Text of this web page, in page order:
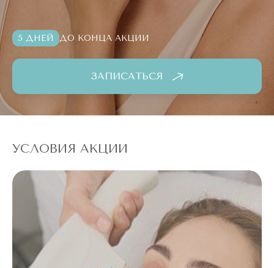
5 ДНЕЙ ДО КОНЦА АКЦИИ
ЗАПИСАТЬСЯ
УСЛОВИЯ АКЦИИ